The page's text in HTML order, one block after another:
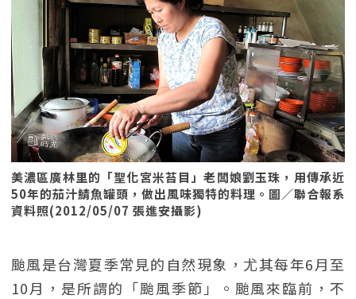
美濃區廣林里的「聖化宮米苔目」老闆娘劉玉珠，用傳承近
50年的茄汁鯖魚罐頭，做出風味獨特的料理。圖／聯合報系
資料照(2012/05/07 張進安攝影)
颱風是台灣夏季常見的自然現象，尤其每年6月至
10月，是所謂的「颱風季節」。颱風來臨前，不